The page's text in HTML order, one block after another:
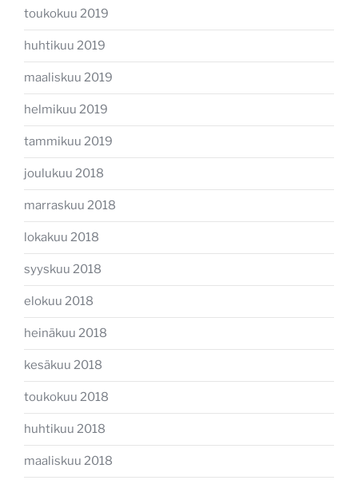
toukokuu 2019
huhtikuu 2019
maaliskuu 2019
helmikuu 2019
tammikuu 2019
joulukuu 2018
marraskuu 2018
lokakuu 2018
syyskuu 2018
elokuu 2018
heinäkuu 2018
kesäkuu 2018
toukokuu 2018
huhtikuu 2018
maaliskuu 2018